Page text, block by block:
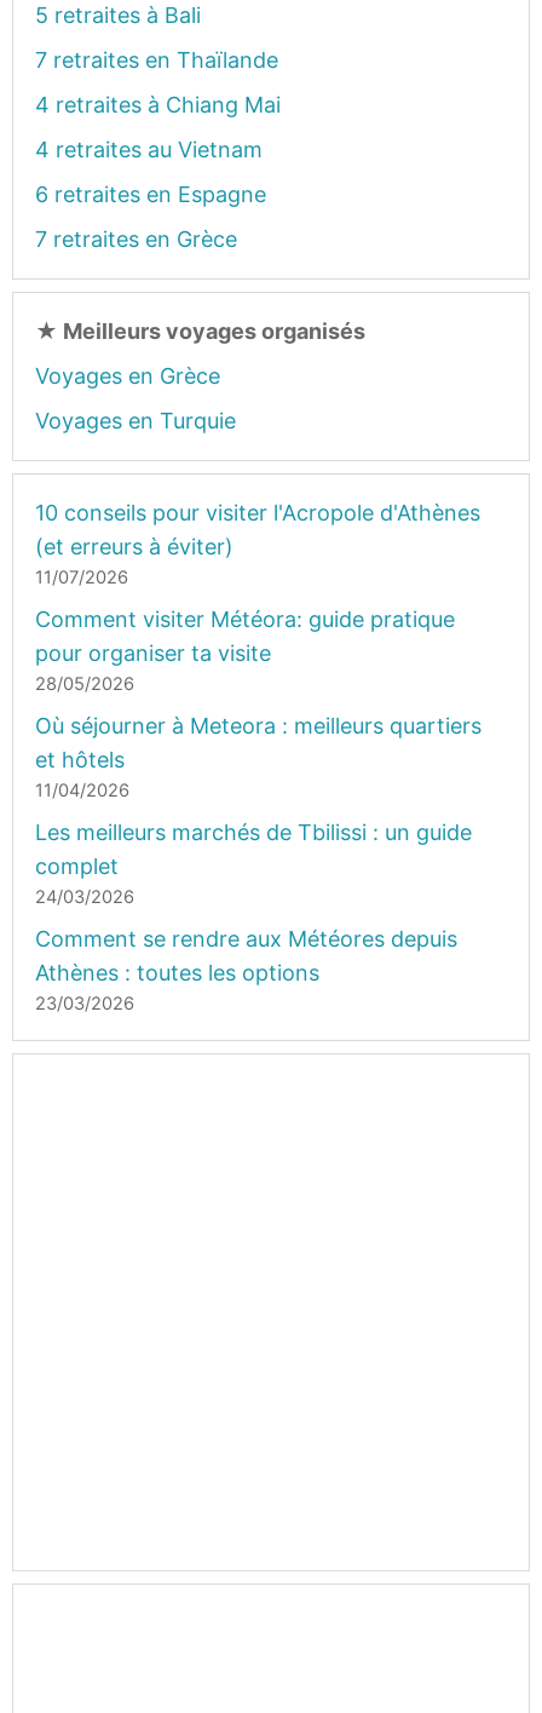
5 retraites à Bali
7 retraites en Thaïlande
4 retraites à Chiang Mai
4 retraites au Vietnam
6 retraites en Espagne
7 retraites en Grèce
★ Meilleurs voyages organisés
Voyages en Grèce
Voyages en Turquie
10 conseils pour visiter l'Acropole d'Athènes
(et erreurs à éviter)
11/07/2026
Comment visiter Météora: guide pratique
pour organiser ta visite
28/05/2026
Où séjourner à Meteora : meilleurs quartiers
et hôtels
11/04/2026
Les meilleurs marchés de Tbilissi : un guide
complet
24/03/2026
Comment se rendre aux Météores depuis
Athènes : toutes les options
23/03/2026